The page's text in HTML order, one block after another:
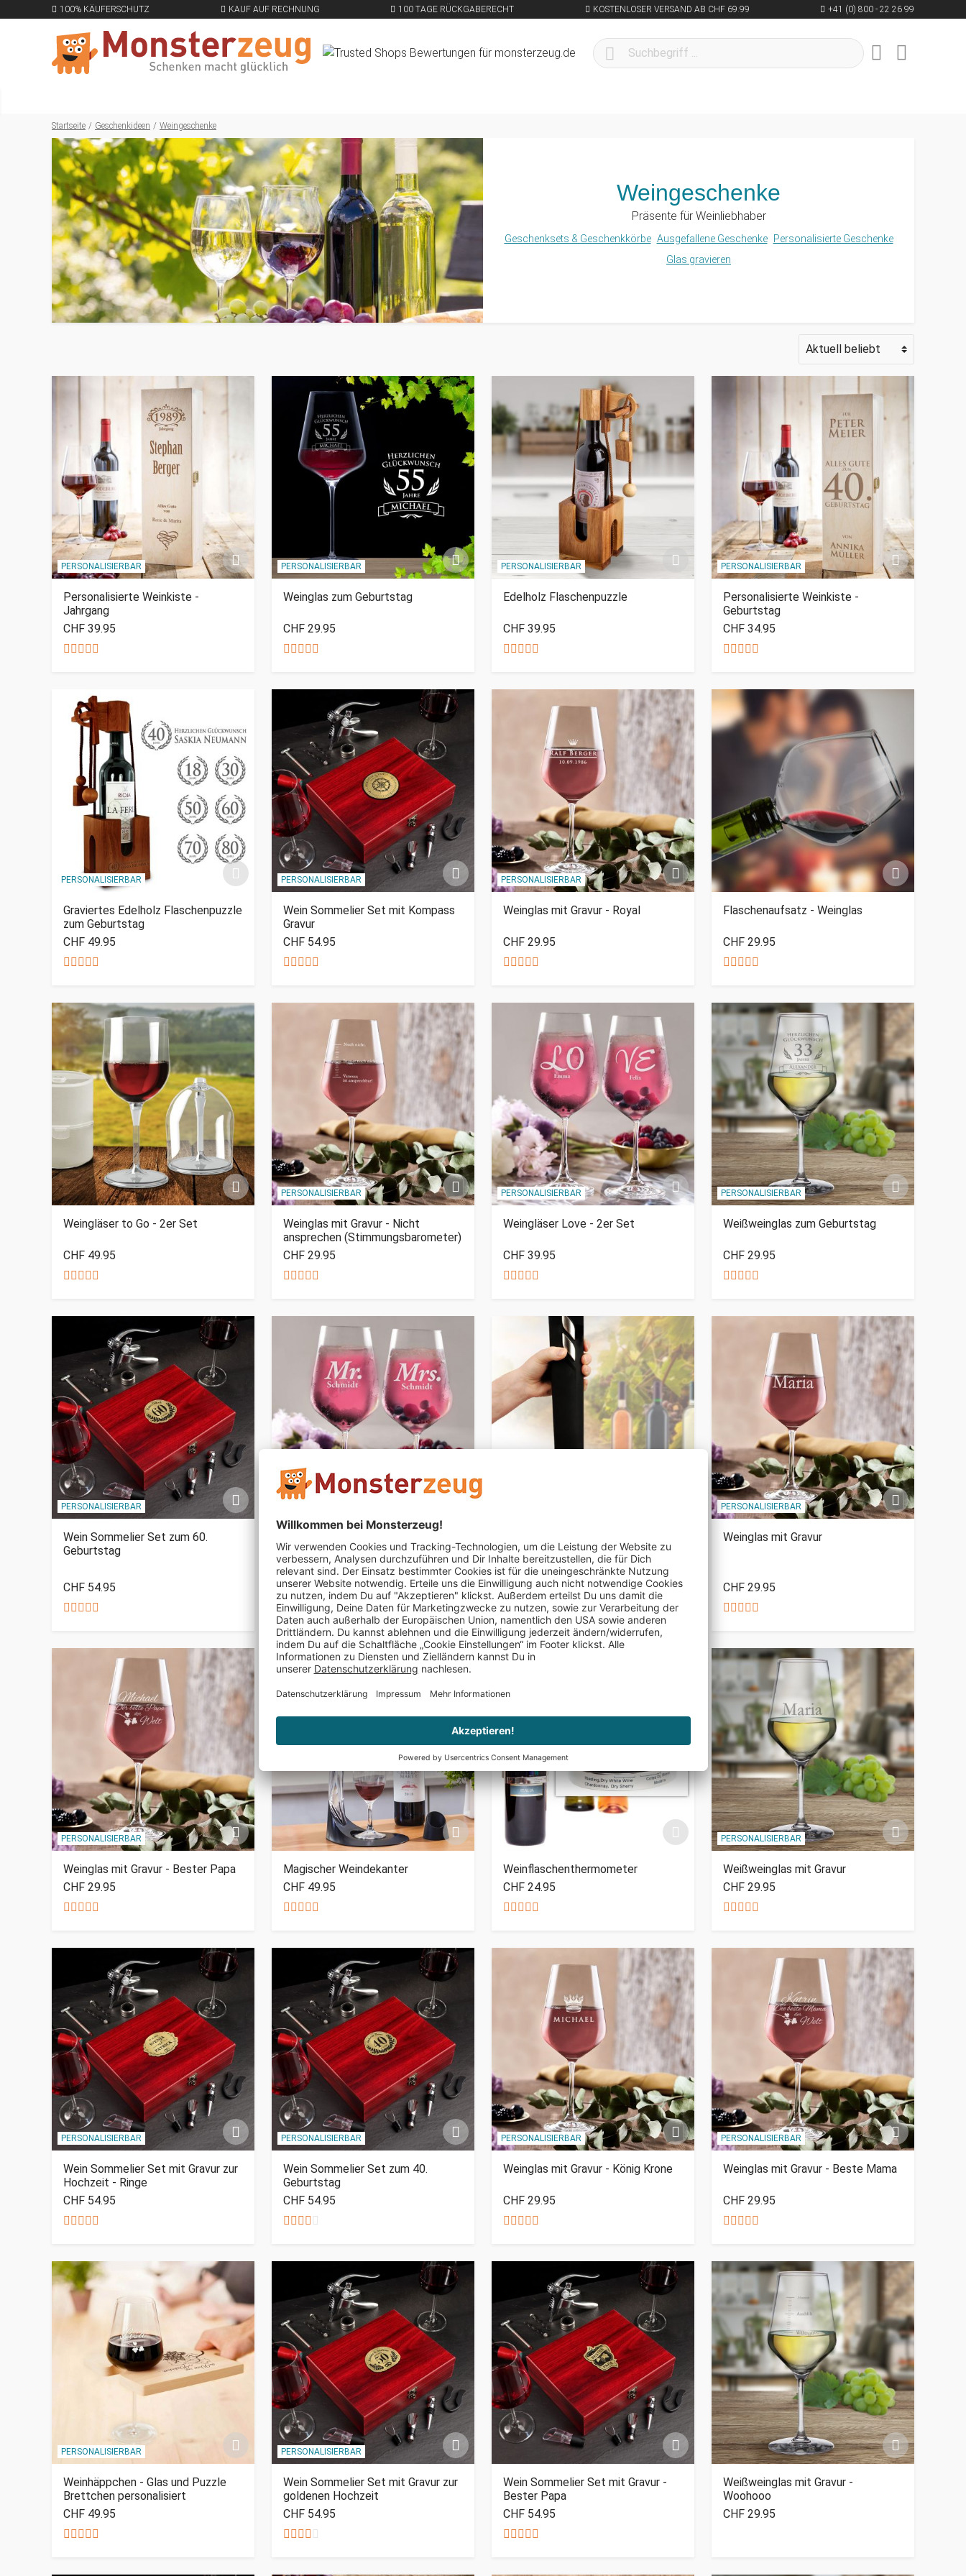
100% KÄUFERSCHUTZ KAUF AUF RECHNUNG 100 TAGE RÜCKGABERECHT KOSTENLOSER VERSAND AB CHF 69.99 +41 (0) 800 - 22 26 99
Startseite Geschenkideen Weingeschenke
Weingeschenke
Präsente für Weinliebhaber
Geschenksets & Geschenkkörbe Ausgefallene Geschenke
Personalisierte Geschenke
Glas gravieren
PERSONALISIERBAR
Personalisierte Weinkiste -
Jahrgang
CHF 39.95
PERSONALISIERBAR
Weinglas zum Geburtstag
CHF 29.95
PERSONALISIERBAR
Edelholz Flaschenpuzzle
CHF 39.95
PERSONALISIERBAR
Personalisierte Weinkiste -
Geburtstag
CHF 34.95
PERSONALISIERBAR
Graviertes Edelholz Flaschenpuzzle
zum Geburtstag
CHF 49.95
PERSONALISIERBAR
Wein Sommelier Set mit Kompass
Gravur
CHF 54.95
PERSONALISIERBAR
Weinglas mit Gravur - Royal
CHF 29.95
Flaschenaufsatz - Weinglas
CHF 29.95
Weingläser to Go - 2er Set
CHF 49.95
PERSONALISIERBAR
Weinglas mit Gravur - Nicht
ansprechen (Stimmungsbarometer)
CHF 29.95
PERSONALISIERBAR
Weingläser Love - 2er Set
CHF 39.95
PERSONALISIERBAR
Weißweinglas zum Geburtstag
CHF 29.95
PERSONALISIERBAR
Wein Sommelier Set zum 60.
Geburtstag
CHF 54.95 CHF 39.95
Weinöffner
CHF 39.95
Nur noch 4 auf Lager
PERSONALISIERBAR
Weinglas mit Gravur
CHF 29.95
PERSONALISIERBAR
Weinglas mit Gravur - Bester Papa
CHF 29.95
Magischer Weindekanter
CHF 49.95
Weinflaschenthermometer
CHF 24.95
PERSONALISIERBAR
Weißweinglas mit Gravur
CHF 29.95
PERSONALISIERBAR
Wein Sommelier Set mit Gravur zur
Hochzeit - Ringe
CHF 54.95
PERSONALISIERBAR
Wein Sommelier Set zum 40.
Geburtstag
CHF 54.95
PERSONALISIERBAR
Weinglas mit Gravur - König Krone
CHF 29.95
PERSONALISIERBAR
Weinglas mit Gravur - Beste Mama
CHF 29.95
PERSONALISIERBAR
Weinhäppchen - Glas und Puzzle
Brettchen personalisiert
CHF 49.95
PERSONALISIERBAR
Wein Sommelier Set mit Gravur zur
goldenen Hochzeit
CHF 54.95
Wein Sommelier Set mit Gravur -
Bester Papa
CHF 54.95
Weißweinglas mit Gravur -
Woohooo
CHF 29.95